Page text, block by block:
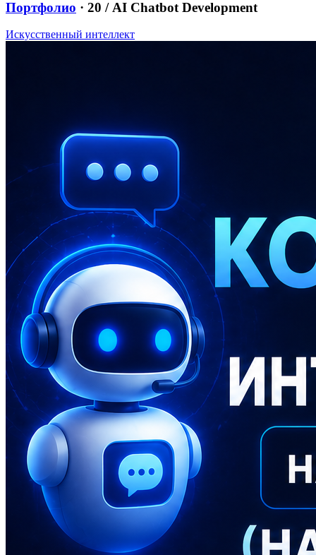
Портфолио · 20 / AI Chatbot Development
Искусственный интеллект